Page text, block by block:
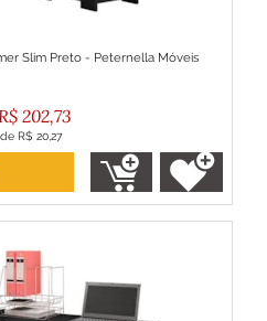
Slim Preto - Peternella Móveis
202,73
de R$ 20,27
no boleto